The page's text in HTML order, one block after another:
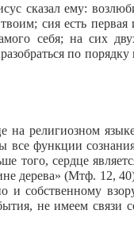
сказал ему:
сия есть первая
себя; на сих
по порядку
на религиозном
все функции
того, сердце
дерева» (Мтф. 12,
и собственному
не имеем связи